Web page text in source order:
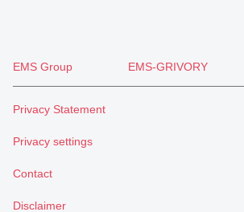
EMS Group EMS-GRIVORY
Privacy Statement
Privacy settings
Contact
Disclaimer